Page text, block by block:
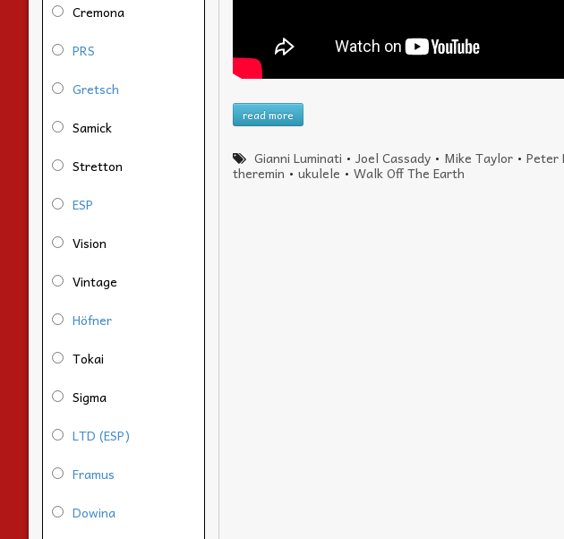
read more
Gianni Luminati • Joel Cassady• Mike Taylor• Peter
theremin •ukulele •Walk Off The Earth
Cremona
PRS
Gretsch
Samick
Stretton
ESP
Vision
Vintage
Höfner
Tokai
Sigma
LTD (ESP)
Framus
Dowina